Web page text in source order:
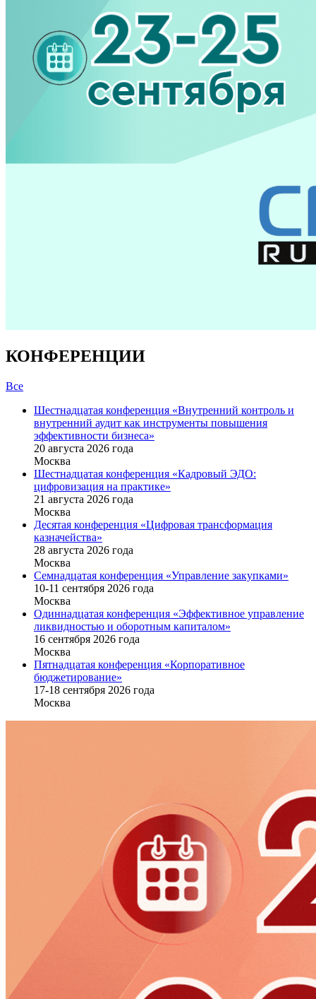
КОНФЕРЕНЦИИ
Все
Шестнадцатая конференция «Внутренний контроль и
внутренний аудит как инструменты повышения
эффективности бизнеса»
20 августа 2026 года
Москва
Шестнадцатая конференция «Кадровый ЭДО:
цифровизация на практике»
21 августа 2026 года
Москва
Десятая конференция «Цифровая трансформация
казначейства»
28 августа 2026 года
Москва
Семнадцатая конференция «Управление закупками»
10-11 сентября 2026 года
Москва
Одиннадцатая конференция «Эффективное управление
ликвидностью и оборотным капиталом»
16 cентября 2026 года
Москва
Пятнадцатая конференция «Корпоративное
бюджетирование»
17-18 сентября 2026 года
Москва